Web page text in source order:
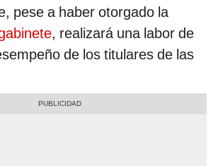
pese a haber otorgado la
, realizará una labor de
de los titulares de las